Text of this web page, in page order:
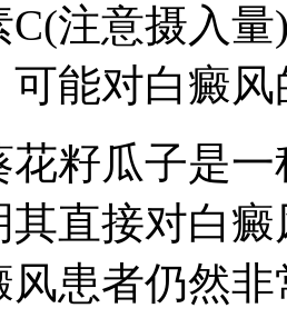
C(注意摄入
可能对白癜
瓜子是一
其直接对白
风患者仍然